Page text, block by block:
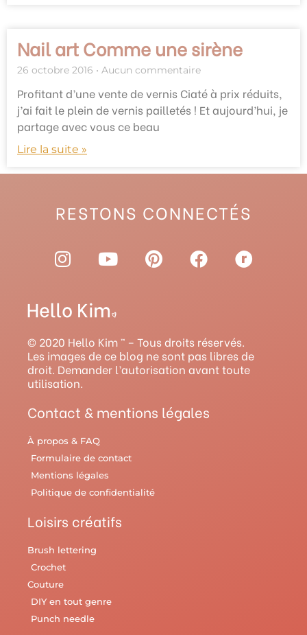
Nail art Comme une sirène
26 octobre 2016 Aucun commentaire
Profitant d’une vente de vernis Ciaté à prix réduits,
j’ai fait le plein de vernis pailletés ! Et aujourd’hui, je
partage avec vous ce beau
Lire la suite »
RESTONS CONNECTÉS
I
n
t
a
g
r
a
m
Y
o
t
u
b
e
P
i
r
e
s
F
a
o
o
k
R
a
y
© 2020 Hello Kim ™ – Tous droits réservés.
Les images de ce blog ne sont pas libres de
droit. Demander l’autorisation avant toute
utilisation.
Contact & mentions légales
À propos & FAQ
Formulaire de contact
Mentions légales
Politique de confidentialité
Loisirs créatifs
Brush lettering
Crochet
Couture
DIY en tout genre
Punch needle